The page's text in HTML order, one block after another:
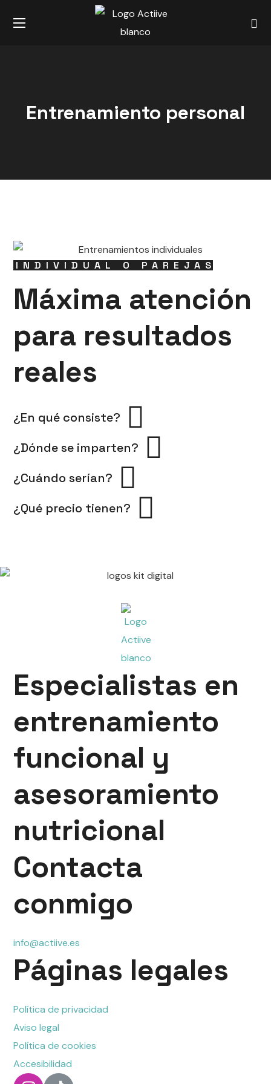
Entrenamiento personal
INDIVIDUAL O PAREJAS
Máxima atención
para resultados
reales
¿En qué consiste?
¿Dónde se imparten?
¿Cuándo serían?
¿Qué precio tienen?
Especialistas en
entrenamiento
funcional y
asesoramiento
nutricional
Contacta
conmigo
info@actiive.es
Páginas legales
Política de privacidad
Aviso legal
Política de cookies
Accesibilidad